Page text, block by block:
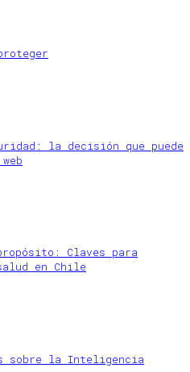
la decisión que puede
Claves para
en Chile
sobre la Inteligencia